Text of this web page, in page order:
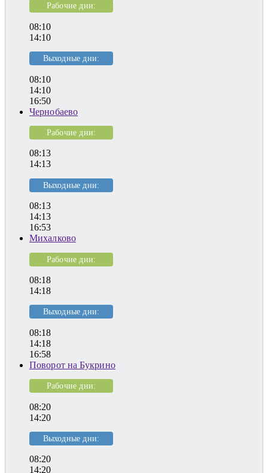
Рабочие дни:
08:10
14:10
Выходные дни:
08:10
14:10
16:50
Чернобаево
Рабочие дни:
08:13
14:13
Выходные дни:
08:13
14:13
16:53
Михалково
Рабочие дни:
08:18
14:18
Выходные дни:
08:18
14:18
16:58
Поворот на Букрино
Рабочие дни:
08:20
14:20
Выходные дни:
08:20
14:20